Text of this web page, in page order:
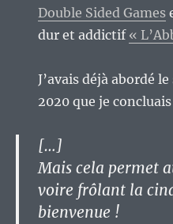
Double Sided Games
dur et addictif «
J’avais déjà abordé
2020 que je
[…]
Mais cela permet
voire frôlant la
bienvenue !